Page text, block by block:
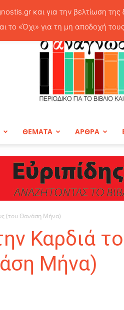
ΘΕΜΑΤΑ ΑΡΘΡΑ
(του Θανάση Μήνα)
Καρδιά
Μήνα)
και για την βελτίωση
το «Όχι» για τη μη αποδοχή